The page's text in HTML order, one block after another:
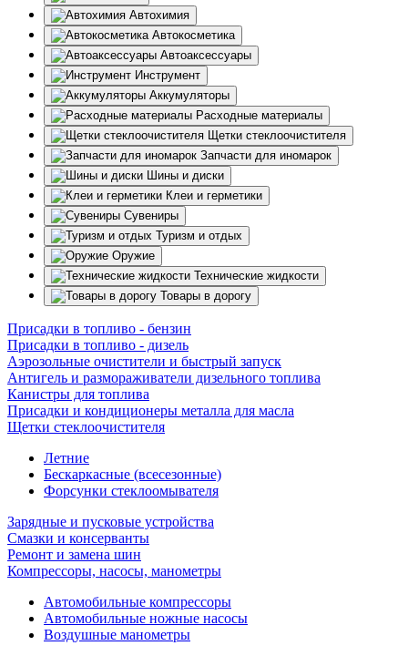
Автохимия
Автокосметика
Автоаксессуары
Инструмент
Аккумуляторы
Расходные материалы
Щетки стеклоочистителя
Запчасти для иномарок
Шины и диски
Клеи и герметики
Сувениры
Туризм и отдых
Оружие
Технические жидкости
Товары в дорогу
Присадки в топливо - бензин
Присадки в топливо - дизель
Аэрозольные очистители и быстрый запуск
Антигель и размораживатели дизельного топлива
Канистры для топлива
Присадки и кондиционеры металла для масла
Щетки стеклоочистителя
Летние
Бескаркасные (всесезонные)
Форсунки стеклоомывателя
Зарядные и пусковые устройства
Смазки и консерванты
Ремонт и замена шин
Компрессоры, насосы, манометры
Автомобильные компрессоры
Автомобильные ножные насосы
Воздушные манометры